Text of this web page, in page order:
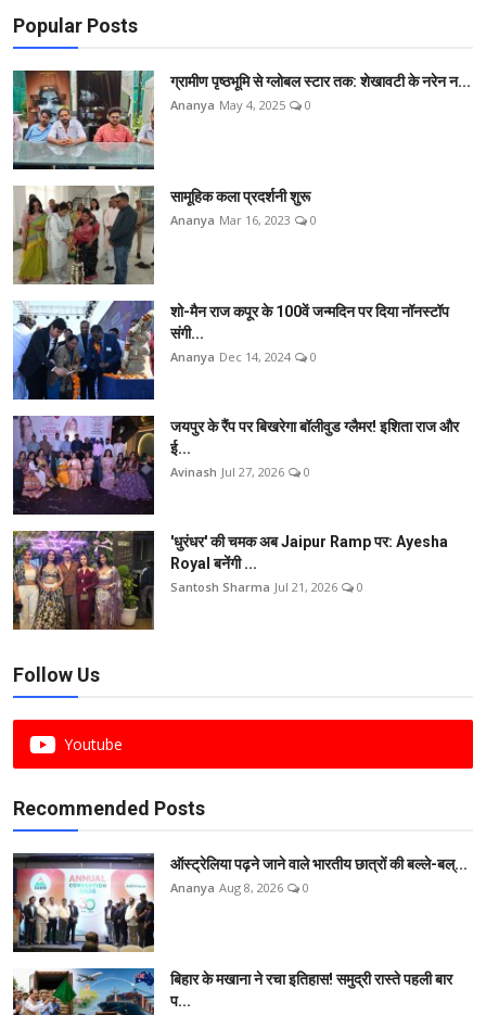
Popular Posts
ग्रामीण पृष्ठभूमि से ग्लोबल स्टार तक: शेखावटी के नरेन न...
Ananya May 4, 2025 0
सामूहिक कला प्रदर्शनी शुरू
Ananya Mar 16, 2023 0
शो-मैन राज कपूर के 100वें जन्मदिन पर दिया नॉनस्टॉप
संगी...
Ananya Dec 14, 2024 0
जयपुर के रैंप पर बिखरेगा बॉलीवुड ग्लैमर! इशिता राज और
ई...
Avinash Jul 27, 2026 0
'धुरंधर' की चमक अब Jaipur Ramp पर: Ayesha
Royal बनेंगी ...
Santosh Sharma Jul 21, 2026 0
Follow Us
Youtube
Recommended Posts
ऑस्ट्रेलिया पढ़ने जाने वाले भारतीय छात्रों की बल्ले-बल्...
Ananya Aug 8, 2026 0
बिहार के मखाना ने रचा इतिहास! समुद्री रास्ते पहली बार
प...